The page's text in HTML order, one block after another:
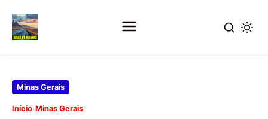
PularMinas Gerais
Início›Minas Gerais